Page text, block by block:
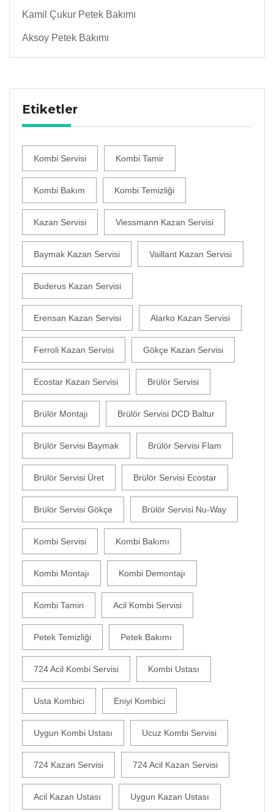
Kamil Çukur Petek Bakımı
Aksoy Petek Bakımı
Etiketler
Kombi Servisi Kombi Tamir
Kombi Bakım Kombi Temizliği
Kazan Servisi Viessmann Kazan Servisi
Baymak Kazan Servisi Vaillant Kazan Servisi
Buderus Kazan Servisi
Erensan Kazan Servisi Alarko Kazan Servisi
Ferroli Kazan Servisi Gökçe Kazan Servisi
Ecostar Kazan Servisi Brülör Servisi
Brülör Montajı Brülör Servisi DCD Baltur
Brülör Servisi Baymak Brülör Servisi Flam
Brülör Servisi Üret Brülör Servisi Ecostar
Brülör Servisi Gökçe Brülör Servisi Nu-Way
Kombi Servisi Kombi Bakımı
Kombi Montajı Kombi Demontajı
Kombi Tamiri Acil Kombi Servisi
Petek Temizliği Petek Bakımı
724 Acil Kombi Servisi Kombi Ustası
Usta Kombici Eniyi Kombici
Uygun Kombi Ustası Ucuz Kombi Servisi
724 Kazan Servisi 724 Acil Kazan Servisi
Acil Kazan Ustası Uygun Kazan Ustası